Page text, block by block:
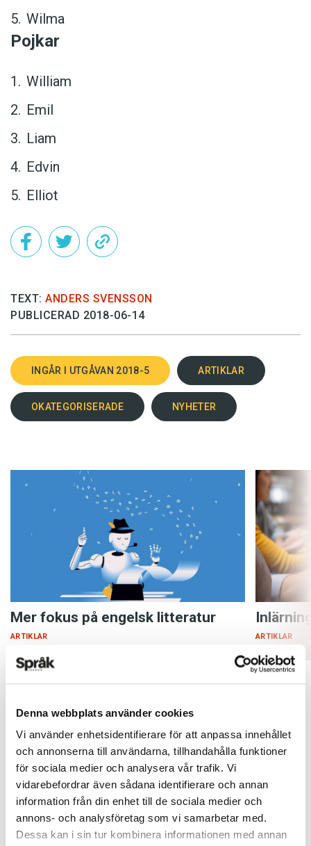
Denna webbplats använder cookies
Vi använder enhetsidentifierare för att anpassa innehållet
och annonserna till användarna, tillhandahålla funktioner
för sociala medier och analysera vår trafik. Vi
vidarebefordrar även sådana identifierare och annan
information från din enhet till de sociala medier och
annons- och analysföretag som vi samarbetar med.
Dessa kan i sin tur kombinera informationen med annan
Wilma
Pojkar
William
Emil
Liam
Edvin
Elliot
TEXT: ANDERS SVENSSON
PUBLICERAD 2018-06-14
INGÅR I UTGÅVAN 2018-5 ARTIKLAR
OKATEGORISERADE NYHETER
Mer fokus på engelsk litteratur
ARTIKLAR ARTIKLAR